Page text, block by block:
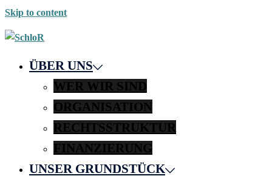
Skip to content
ÜBER UNS
WER WIR SIND
ORGANISATION
RECHTSSTRUKTUR
FINANZIERUNG
UNSER GRUNDSTÜCK